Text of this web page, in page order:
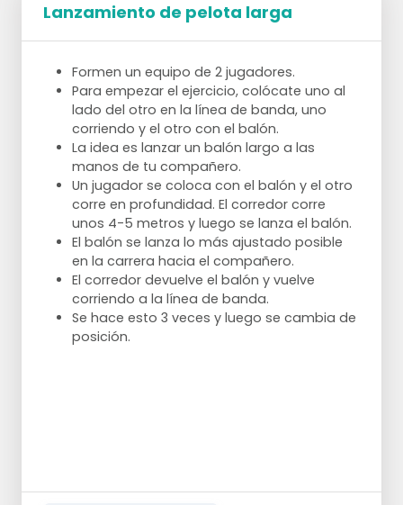
Lanzamiento de pelota larga
Formen un equipo de 2 jugadores.
Para empezar el ejercicio, colócate uno al
lado del otro en la línea de banda, uno
corriendo y el otro con el balón.
La idea es lanzar un balón largo a las
manos de tu compañero.
Un jugador se coloca con el balón y el otro
corre en profundidad. El corredor corre
unos 4-5 metros y luego se lanza el balón.
El balón se lanza lo más ajustado posible
en la carrera hacia el compañero.
El corredor devuelve el balón y vuelve
corriendo a la línea de banda.
Se hace esto 3 veces y luego se cambia de
posición.